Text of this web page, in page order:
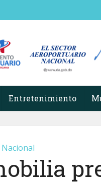
Entretenimiento
Nacional